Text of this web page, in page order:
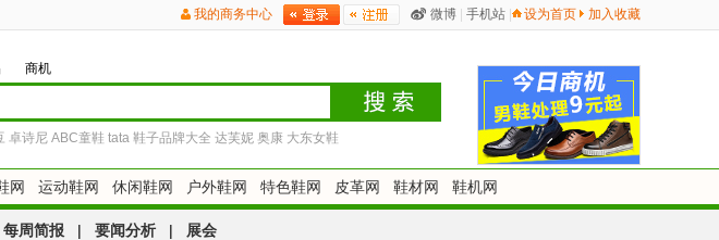
设为首页 加入收藏
手机站
微博
我的商务中心
商机
卓诗尼 ABC童鞋 tata 鞋子品牌大全 达芙妮 奥康 大东女鞋
网 运动鞋网 休闲鞋网 户外鞋网 特色鞋网 皮革网 鞋材网 鞋机网
每周简报 | 要闻分析 | 展会